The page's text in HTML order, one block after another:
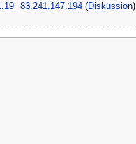
‎ 83.241.147.194 (Diskussion)